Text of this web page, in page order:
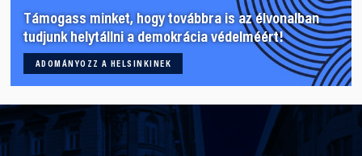
Támogass minket, hogy továbbra is az élvonalban
tudjunk helytállni a demokrácia védelméért!
ADOMÁNYOZZ A HELSINKINEK